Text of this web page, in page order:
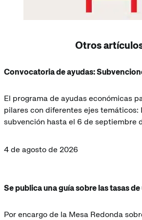
Otros
Convocatoria de ayudas:
El programa de ayudas económicas
pilares con diferentes ejes
subvención hasta el 6 de septiembre
4 de agosto de 2026
Se publica una guía sobre las tasas
Por encargo de la Mesa Redonda